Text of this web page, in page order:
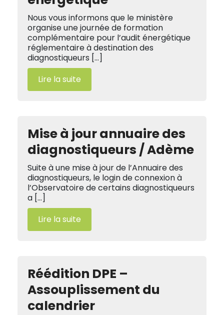
Nous vous informons que le ministère
organise une journée de formation
complémentaire pour l’audit énergétique
réglementaire à destination des
diagnostiqueurs […]
Lire la suite
Mise à jour annuaire des
diagnostiqueurs / Adème
Suite à une mise à jour de l’Annuaire des
diagnostiqueurs, le login de connexion à
l’Observatoire de certains diagnostiqueurs
a […]
Lire la suite
Réédition DPE –
Assouplissement du
calendrier